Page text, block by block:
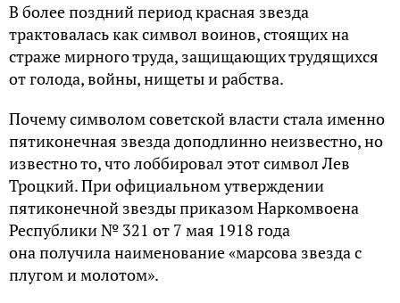
В более поздний период красная звезда
трактовалась как символ воинов, стоящих на
страже мирного труда, защищающих трудящихся
от голода, войны, нищеты и рабства.
Почему символом советской власти стала именно
пятиконечная звезда доподлинно неизвестно, но
известно то, что лоббировал этот символ Лев
Троцкий. При официальном утверждении
пятиконечной звезды приказом Наркомвоена
Республики № 321 от 7 мая 1918 года
она получила наименование «марсова звезда с
плугом и молотом».